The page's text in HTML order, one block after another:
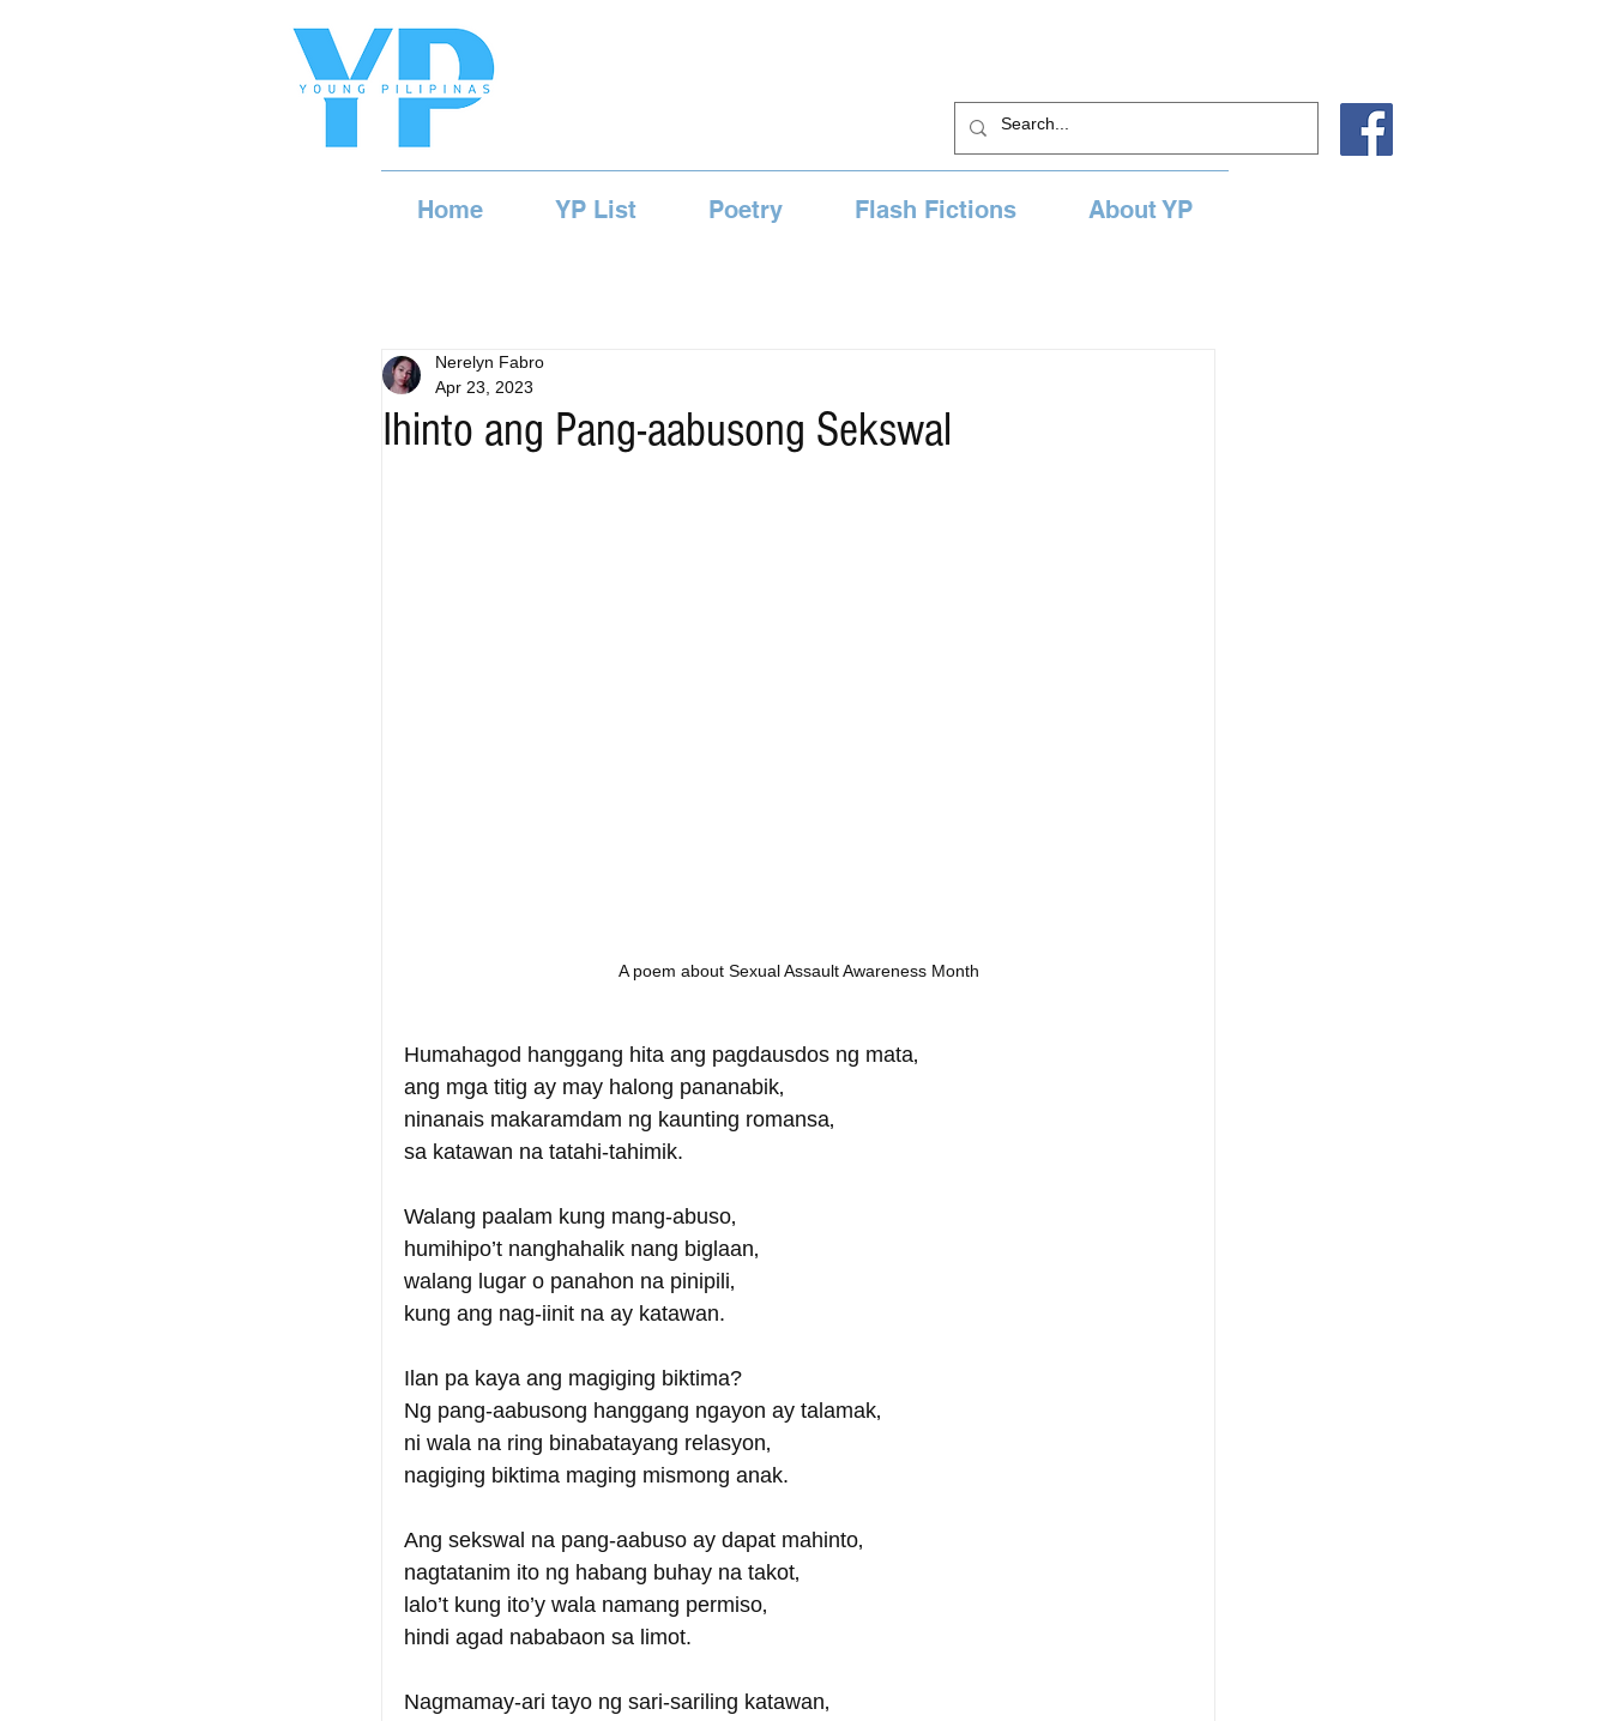
Home YP List Poetry Flash Fictions About YP
Ihinto ang Pang-aabusong Sekswal
Nerelyn Fabro
Apr 23, 2023
A poem about Sexual Assault Awareness Month
Humahagod hanggang hita ang pagdausdos ng mata‚
ang mga titig ay may halong pananabik‚
ninanais makaramdam ng kaunting romansa‚
sa katawan na tatahi-tahimik.
Walang paalam kung mang-abuso‚
humihipo’t nanghahalik nang biglaan‚
walang lugar o panahon na pinipili‚
kung ang nag-iinit na ay katawan.
Ilan pa kaya ang magiging biktima?
Ng pang-aabusong hanggang ngayon ay talamak‚
ni wala na ring binabatayang relasyon‚
nagiging biktima maging mismong anak.
Ang sekswal na pang-aabuso ay dapat mahinto‚
nagtatanim ito ng habang buhay na takot‚
lalo’t kung ito’y wala namang permiso‚
hindi agad nababaon sa limot.
Nagmamay-ari tayo ng sari-sariling katawan‚